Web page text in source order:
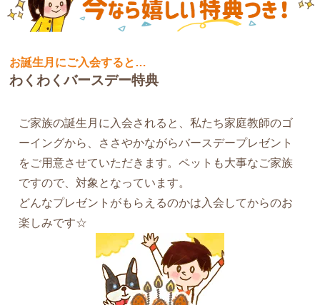
お誕生月にご入会すると…
わくわくバースデー特典
ご家族の誕生月に入会されると、私たち家庭教師のゴ
ーイングから、ささやかながらバースデープレゼント
をご用意させていただきます。ペットも大事なご家族
ですので、対象となっています。
どんなプレゼントがもらえるのかは入会してからのお
楽しみです☆